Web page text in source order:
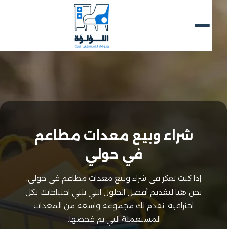
شراء وبيع معدات مطاعم
في حولي
إذا كنت تفكر في شراء وبيع معدات مطاعم في حولي،
نحن هنا لتقديم أفضل الحلول التي تلبي احتياجاتك بكل
احترافية. نقدم لك مجموعة واسعة من المعدات
المستعملة التي تم فحصها..